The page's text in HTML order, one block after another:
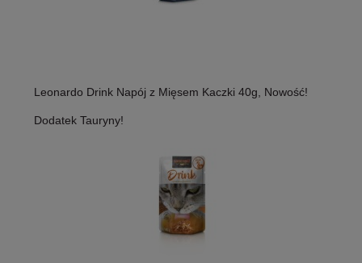
Leonardo Drink Napój z Mięsem Kaczki 40g, Nowość!
Dodatek Tauryny!